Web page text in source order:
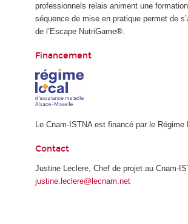
professionnels relais animent une
séquence de mise en pratique permet de
de l’Escape NutriGame®.
Financement
Le Cnam-ISTNA est financé par le
Contact
Justine Leclere, Chef de projet au Cnam-
justine.leclere@lecnam.net